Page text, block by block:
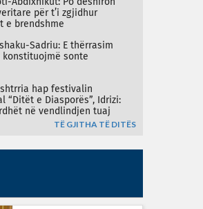
Abdixhikut: Po dëshiron
për t’i zgjidhur
e brendshme
Sadriu: E thërrasim
konstituojmë sonte
hap festivalin
“Ditët e Diasporës”, Idrizi:
në vendlindjen tuaj
TË GJITHA TË DITËS